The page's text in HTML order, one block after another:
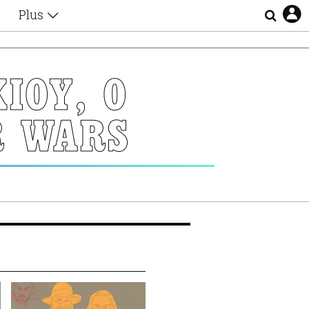
Plus
Αφιερώματα
Ζώδια
Εξομολογήσεις
Blogs
Οι Αθηναίοι
Απώλειες
Επιλογές
Ο